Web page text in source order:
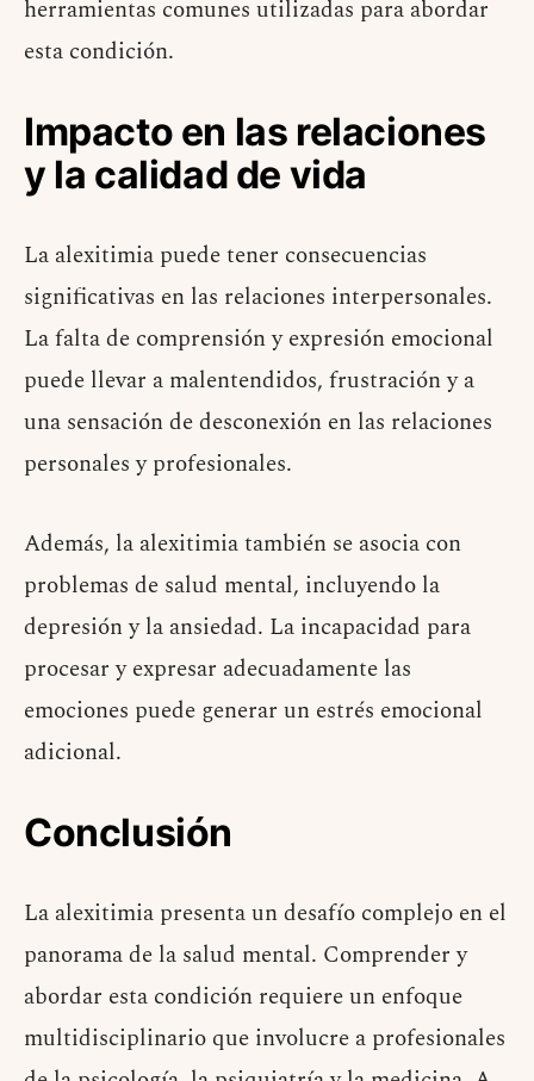
herramientas comunes utilizadas para abordar
esta condición.
Impacto en las relaciones
y la calidad de vida
La alexitimia puede tener consecuencias
significativas en las relaciones interpersonales.
La falta de comprensión y expresión emocional
puede llevar a malentendidos, frustración y a
una sensación de desconexión en las relaciones
personales y profesionales.
Además, la alexitimia también se asocia con
problemas de salud mental, incluyendo la
depresión y la ansiedad. La incapacidad para
procesar y expresar adecuadamente las
emociones puede generar un estrés emocional
adicional.
Conclusión
La alexitimia presenta un desafío complejo en el
panorama de la salud mental. Comprender y
abordar esta condición requiere un enfoque
multidisciplinario que involucre a profesionales